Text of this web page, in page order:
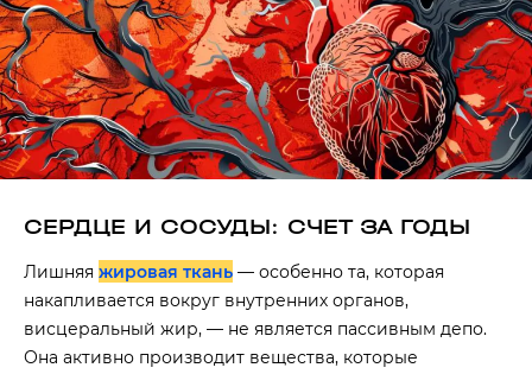
СЕРДЦЕ И СОСУДЫ: СЧЕТ ЗА ГОДЫ
Лишняя жировая ткань — особенно та, которая
накапливается вокруг внутренних органов,
висцеральный жир, — не является пассивным депо.
Она активно производит вещества, которые